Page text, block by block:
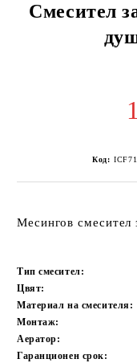
Смесител
Код:
Месингов
Тип смесител:
Цвят:
Материал на смесителя:
Монтаж:
Аератор:
Гаранционен срок: